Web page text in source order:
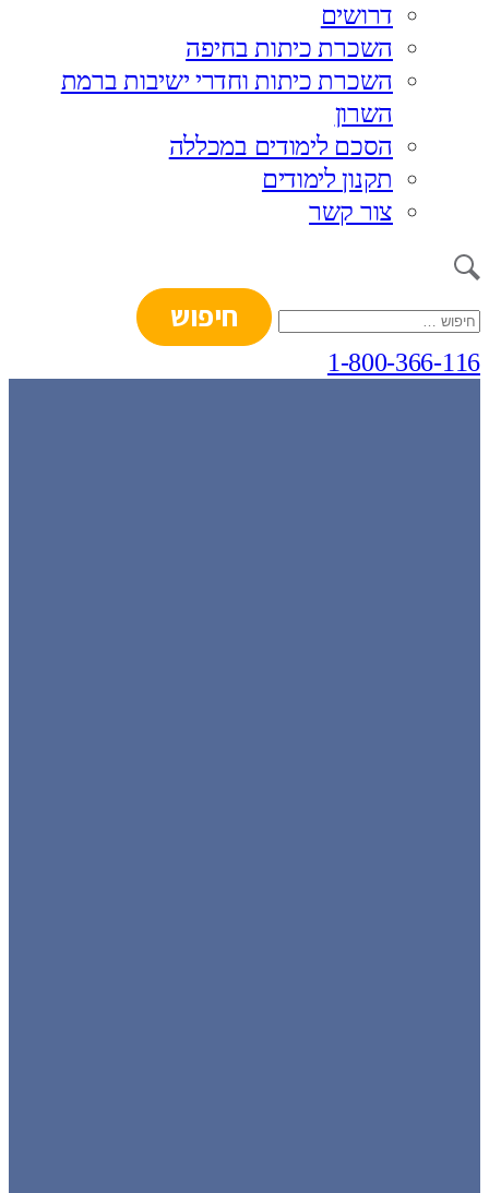
דרושים
השכרת כיתות בחיפה
השכרת כיתות וחדרי ישיבות ברמת
השרון
הסכם לימודים במכללה
תקנון לימודים
צור קשר
חיפוש:
1-800-366-116